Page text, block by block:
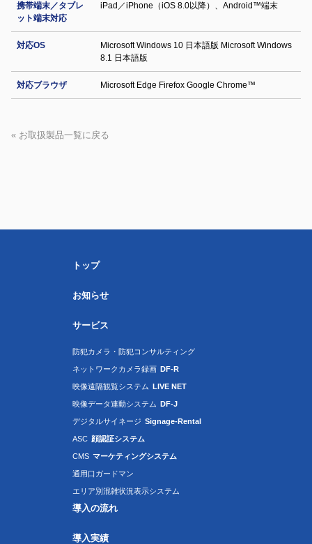
携帯端末／タブレ
ット端末対応
iPad／iPhone（iOS 8.0以降）、Android™端末
対応OS
Microsoft Windows 10 日本語版 Microsoft Windows
8.1 日本語版
対応ブラウザ Microsoft Edge Firefox Google Chrome™
« お取扱製品一覧に戻る
トップ
お知らせ
サービス
防犯カメラ・防犯コンサルティング
ネットワークカメラ録画 DF-R
映像遠隔観覧システム LIVE NET
映像データ連動システム DF-J
デジタルサイネージ Signage-Rental
ASC 顔認証システム
CMS マーケティングシステム
通用口ガードマン
エリア別混雑状況表示システム
導入の流れ
導入実績